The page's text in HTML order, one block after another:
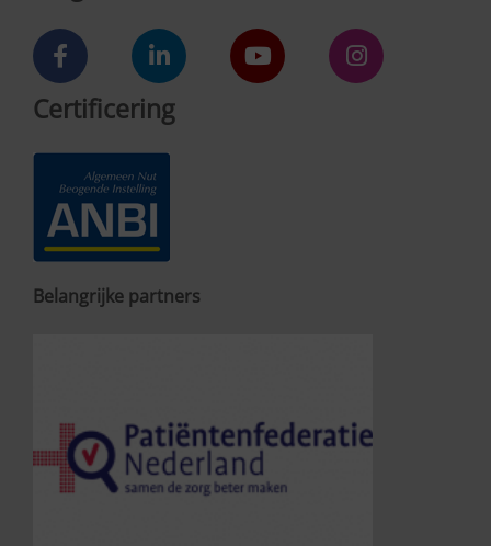
Certificering
Belangrijke partners